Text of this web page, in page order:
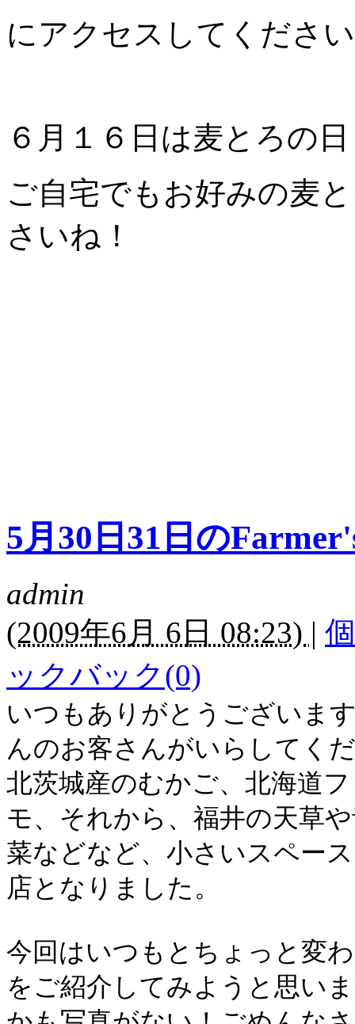
にアクセスしてくださ
６月１６日は麦とろの
ご自宅でもお好みの麦
さいね！
5月30日31日の
admin
(2009年6月 6日 08:23) |
ックバック(0)
いつもありがとうございま
んのお客さんがいらしてく
北茨城産のむかご、北海道
モ、それから、福井の天草
菜などなど、小さいスペー
店となりました。
今回はいつもとちょっと変
をご紹介してみようと思い